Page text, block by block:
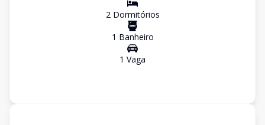
2Dormitórios
1 Banheiro
1 Vaga